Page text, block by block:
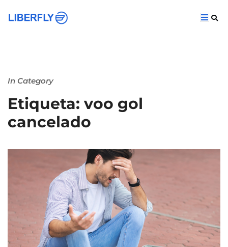
In Category
Etiqueta: voo gol
cancelado